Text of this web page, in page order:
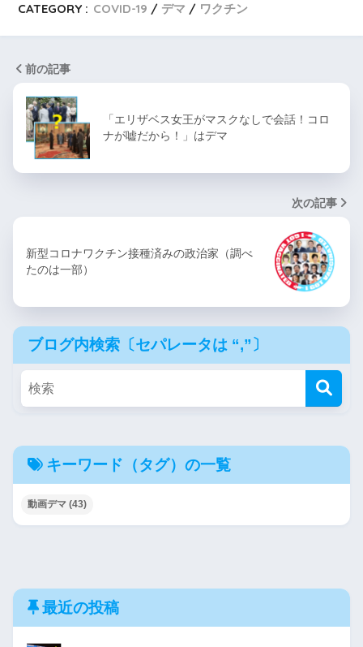
CATEGORY : COVID-19 デマ ワクチン
前の記事
「エリザベス女王がマスクなしで会話！コロ
ナが嘘だから！」はデマ
次の記事
新型コロナワクチン接種済みの政治家（調べ
たのは一部）
ブログ内検索〔セパレータは “,”〕
キーワード（タグ）の一覧
動画デマ (43)
最近の投稿